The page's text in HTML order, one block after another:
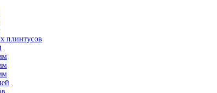
плинтусов